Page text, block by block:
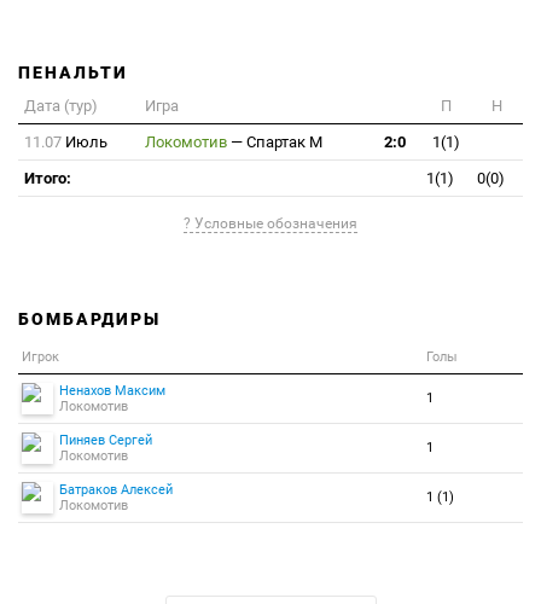
ПЕНАЛЬТИ
Дата (тур) Игра П
Н
11.07 Июль Локомотив — Спартак М 2:0
1(1)
Итого:
1(1) 0(0)
? Условные обозначения
БОМБАРДИРЫ
Игрок Голы
Ненахов Максим
Локомотив
1
Пиняев Сергей
Локомотив
1
Батраков Алексей
Локомотив
1 (1)